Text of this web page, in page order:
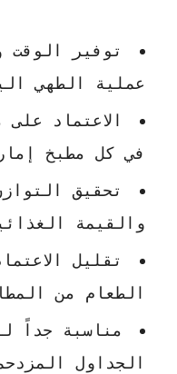
توفير الوقت
عملية الطهي
الاعتماد
في كل مطبخ
تحقيق
والقيمة
تقليل
الطعام من
مناسبة جداً
الجداول